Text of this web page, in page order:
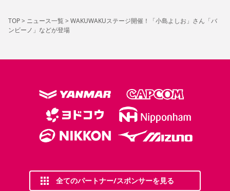
TOP> ニュース一覧> WAKUWAKUステージ開催！「小島よしお」さん「バ
ンビーノ」などが登場
全てのパートナー/スポンサーを見る